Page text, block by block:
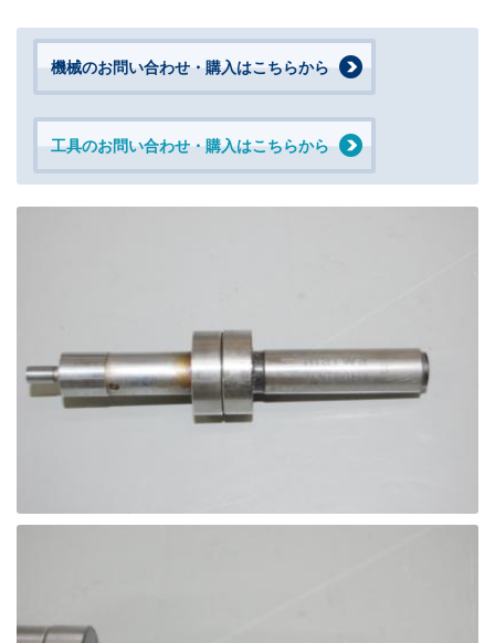
機械のお問い合わせ・購入はこちらから
工具のお問い合わせ・購入はこちらから